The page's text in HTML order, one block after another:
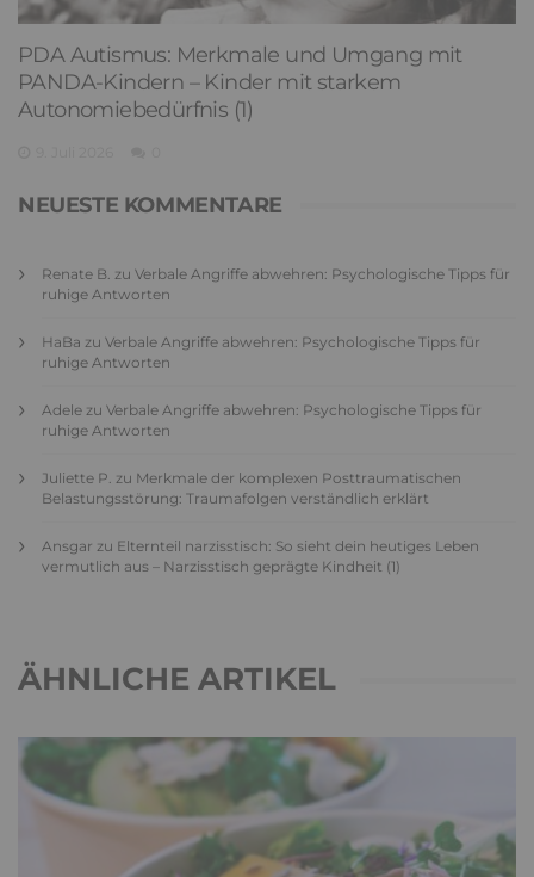
PDA Autismus: Merkmale und Umgang mit
PANDA-Kindern – Kinder mit starkem
Autonomiebedürfnis (1)
NEUESTE KOMMENTARE
Renate B. zu Verbale Angriffe abwehren: Psychologische Tipps für
ruhige Antworten
HaBa zu Verbale Angriffe abwehren: Psychologische Tipps für
ruhige Antworten
Adele zu Verbale Angriffe abwehren: Psychologische Tipps für
ruhige Antworten
Juliette P. zu Merkmale der komplexen Posttraumatischen
Belastungsstörung: Traumafolgen verständlich erklärt
Ansgar zu Elternteil narzisstisch: So sieht dein heutiges Leben
vermutlich aus – Narzisstisch geprägte Kindheit (1)
ÄHNLICHE ARTIKEL